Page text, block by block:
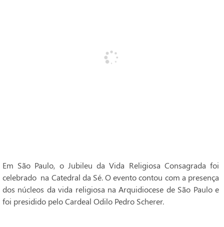
Em São Paulo, o Jubileu da Vida Religiosa Consagrada foi
celebrado na Catedral da Sé. O evento contou com a presença
dos núcleos da vida religiosa na Arquidiocese de São Paulo e
foi presidido pelo Cardeal Odilo Pedro Scherer.